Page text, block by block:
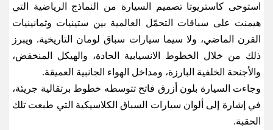
استوحى كاستريوتا تصميم السيارة من النماذج الرياضية التي
هيمنت على سباقات التحمّل العالمية بين ستينيات وثمانينيات
القرن الماضي، ولا سيما سيارات سباق لومان التاريخية. ويبرز
ذلك من خلال الخطوط الانسيابية الحادة، والهيكل المنخفض،
والأجنحة الخلفية البارزة، ومداخل الهواء الجانبية العميقة.
وجاءت السيارة بلون أزرق فاتح تتوسطه خطوط برتقالية جريئة،
في إشارة إلى ألوان سيارات السباق الكلاسيكية التي طبعت تلك
الحقبة.